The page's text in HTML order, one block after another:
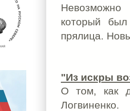
Невозможно
который
прялица.
"Из искры
О том, как
Логвиненко.